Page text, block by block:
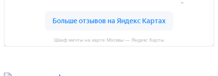
Шкаф мечты на карте Москвы — Яндекс Карты